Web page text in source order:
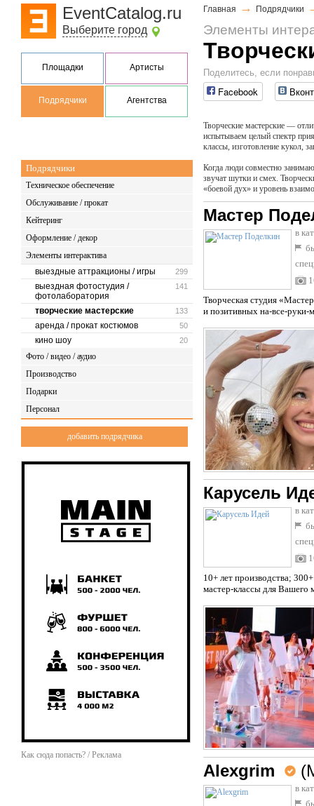
EventCatalog.ru
Выберите город
Площадки Артисты
Подрядчики Агентства
Подрядчики
Техническое обеспечение
Обслуживание / прокат
Кейтеринг
Оформление / декор
Элементы интерактива
299
выездные аттракционы / игры
141
выездная фотостудия /
фотолаборатория
133
творческие мастерские
50
аренда / прокат костюмов
20
кино шоу
Фото / видео / аудио
Производство
Подарки
Персонал
добавить подрядчика
Как сюда попасть? / Реклама
Главная → Подрядчики
Элементы
Поделитесь, если
Facebook
Творческие мастерские —
испытываем целый спектр
классы, изготовление кукол,
Когда люди совместно
звучат шутки и смех.
«боевой дух» и уровень
Мастер
в
Творческая студия
и позитивных на-все-
Карусель
в
10+ лет производства;
мастер-классы для Вашего
Alexgrim
в